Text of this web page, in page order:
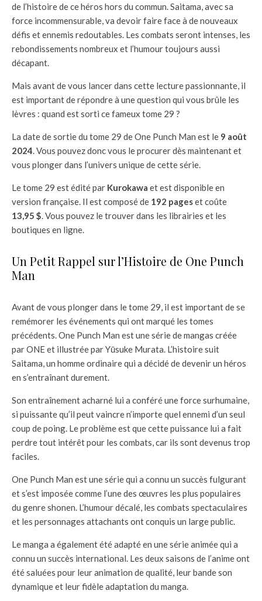
de l’histoire de ce héros hors du commun. Saitama, avec sa
force incommensurable, va devoir faire face à de nouveaux
défis et ennemis redoutables. Les combats seront intenses, les
rebondissements nombreux et l’humour toujours aussi
décapant.
Mais avant de vous lancer dans cette lecture passionnante, il
est important de répondre à une question qui vous brûle les
lèvres : quand est sorti ce fameux tome 29 ?
La date de sortie du tome 29 de One Punch Man est le 9 août
2024. Vous pouvez donc vous le procurer dès maintenant et
vous plonger dans l’univers unique de cette série.
Le tome 29 est édité par Kurokawa et est disponible en
version française. Il est composé de 192 pageset coûte
13,95 $. Vous pouvez le trouver dans les librairies et les
boutiques en ligne.
Un Petit Rappel sur l’Histoire de One Punch
Man
Avant de vous plonger dans le tome 29, il est important de se
remémorer les événements qui ont marqué les tomes
précédents. One Punch Man est une série de mangas créée
par ONE et illustrée par Yūsuke Murata. L’histoire suit
Saitama, un homme ordinaire qui a décidé de devenir un héros
en s’entraînant durement.
Son entraînement acharné lui a conféré une force surhumaine,
si puissante qu’il peut vaincre n’importe quel ennemi d’un seul
coup de poing. Le problème est que cette puissance lui a fait
perdre tout intérêt pour les combats, car ils sont devenus trop
faciles.
One Punch Man est une série qui a connu un succès fulgurant
et s’est imposée comme l’une des œuvres les plus populaires
du genre shonen. L’humour décalé, les combats spectaculaires
et les personnages attachants ont conquis un large public.
Le manga a également été adapté en une série animée qui a
connu un succès international. Les deux saisons de l’anime ont
été saluées pour leur animation de qualité, leur bande son
dynamique et leur fidèle adaptation du manga.